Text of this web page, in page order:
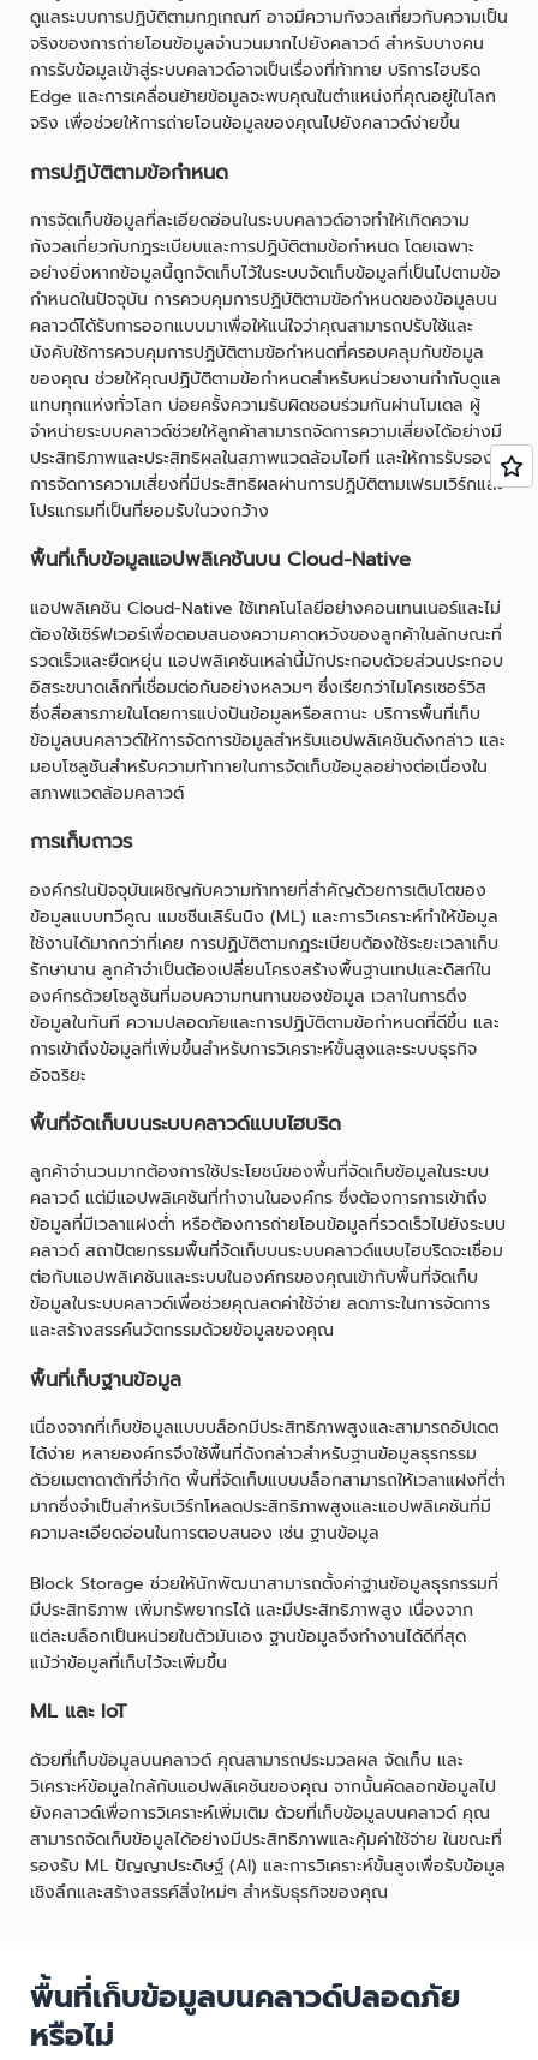
ดูแลระบบการปฏิบัติตามกฎเกณฑ์ อาจมีความกังวลเกี่ยวกับความเป็น
จริงของการถ่ายโอนข้อมูลจำนวนมากไปยังคลาวด์ สำหรับบางคน
การรับข้อมูลเข้าสู่ระบบคลาวด์อาจเป็นเรื่องที่ท้าทาย บริการไฮบริด
Edge และการเคลื่อนย้ายข้อมูลจะพบคุณในตำแหน่งที่คุณอยู่ในโลก
จริง เพื่อช่วยให้การถ่ายโอนข้อมูลของคุณไปยังคลาวด์ง่ายขึ้น
การปฏิบัติตามข้อกำหนด
การจัดเก็บข้อมูลที่ละเอียดอ่อนในระบบคลาวด์อาจทำให้เกิดความ
กังวลเกี่ยวกับกฎระเบียบและการปฏิบัติตามข้อกำหนด โดยเฉพาะ
อย่างยิ่งหากข้อมูลนี้ถูกจัดเก็บไว้ในระบบจัดเก็บข้อมูลที่เป็นไปตามข้อ
กำหนดในปัจจุบัน การควบคุมการปฏิบัติตามข้อกำหนดของข้อมูลบน
คลาวด์ได้รับการออกแบบมาเพื่อให้แน่ใจว่าคุณสามารถปรับใช้และ
บังคับใช้การควบคุมการปฏิบัติตามข้อกำหนดที่ครอบคลุมกับข้อมูล
ของคุณ ช่วยให้คุณปฏิบัติตามข้อกำหนดสำหรับหน่วยงานกำกับดูแล
แทบทุกแห่งทั่วโลก บ่อยครั้งความรับผิดชอบร่วมกันผ่านโมเดล ผู้
จำหน่ายระบบคลาวด์ช่วยให้ลูกค้าสามารถจัดการความเสี่ยงได้อย่างมี
ประสิทธิภาพและประสิทธิผลในสภาพแวดล้อมไอที และให้การรับรอง
การจัดการความเสี่ยงที่มีประสิทธิผลผ่านการปฏิบัติตามเฟรมเวิร์กและ
โปรแกรมที่เป็นที่ยอมรับในวงกว้าง
พื้นที่เก็บข้อมูลแอปพลิเคชันบน Cloud-Native
แอปพลิเคชัน Cloud-Native ใช้เทคโนโลยีอย่างคอนเทนเนอร์และไม่
ต้องใช้เซิร์ฟเวอร์เพื่อตอบสนองความคาดหวังของลูกค้าในลักษณะที่
รวดเร็วและยืดหยุ่น แอปพลิเคชันเหล่านี้มักประกอบด้วยส่วนประกอบ
อิสระขนาดเล็กที่เชื่อมต่อกันอย่างหลวมๆ ซึ่งเรียกว่าไมโครเซอร์วิส
ซึ่งสื่อสารภายในโดยการแบ่งปันข้อมูลหรือสถานะ บริการพื้นที่เก็บ
ข้อมูลบนคลาวด์ให้การจัดการข้อมูลสำหรับแอปพลิเคชันดังกล่าว และ
มอบโซลูชันสำหรับความท้าทายในการจัดเก็บข้อมูลอย่างต่อเนื่องใน
สภาพแวดล้อมคลาวด์
การเก็บถาวร
องค์กรในปัจจุบันเผชิญกับความท้าทายที่สำคัญด้วยการเติบโตของ
ข้อมูลแบบทวีคูณ แมชชีนเลิร์นนิง (ML) และการวิเคราะห์ทำให้ข้อมูล
ใช้งานได้มากกว่าที่เคย การปฏิบัติตามกฎระเบียบต้องใช้ระยะเวลาเก็บ
รักษานาน ลูกค้าจำเป็นต้องเปลี่ยนโครงสร้างพื้นฐานเทปและดิสก์ใน
องค์กรด้วยโซลูชันที่มอบความทนทานของข้อมูล เวลาในการดึง
ข้อมูลในทันที ความปลอดภัยและการปฏิบัติตามข้อกำหนดที่ดีขึ้น และ
การเข้าถึงข้อมูลที่เพิ่มขึ้นสำหรับการวิเคราะห์ขั้นสูงและระบบธุรกิจ
อัจฉริยะ
พื้นที่จัดเก็บบนระบบคลาวด์แบบไฮบริด
ลูกค้าจำนวนมากต้องการใช้ประโยชน์ของพื้นที่จัดเก็บข้อมูลในระบบ
คลาวด์ แต่มีแอปพลิเคชันที่ทำงานในองค์กร ซึ่งต้องการการเข้าถึง
ข้อมูลที่มีเวลาแฝงต่ำ หรือต้องการถ่ายโอนข้อมูลที่รวดเร็วไปยังระบบ
คลาวด์ สถาปัตยกรรมพื้นที่จัดเก็บบนระบบคลาวด์แบบไฮบริดจะเชื่อม
ต่อกับแอปพลิเคชันและระบบในองค์กรของคุณเข้ากับพื้นที่จัดเก็บ
ข้อมูลในระบบคลาวด์เพื่อช่วยคุณลดค่าใช้จ่าย ลดภาระในการจัดการ
และสร้างสรรค์นวัตกรรมด้วยข้อมูลของคุณ
พื้นที่เก็บฐานข้อมูล
เนื่องจากที่เก็บข้อมูลแบบบล็อกมีประสิทธิภาพสูงและสามารถอัปเดต
ได้ง่าย หลายองค์กรจึงใช้พื้นที่ดังกล่าวสำหรับฐานข้อมูลธุรกรรม
ด้วยเมตาดาต้าที่จำกัด พื้นที่จัดเก็บแบบบล็อกสามารถให้เวลาแฝงที่ต่ำ
มากซึ่งจำเป็นสำหรับเวิร์กโหลดประสิทธิภาพสูงและแอปพลิเคชันที่มี
ความละเอียดอ่อนในการตอบสนอง เช่น ฐานข้อมูล
Block Storage ช่วยให้นักพัฒนาสามารถตั้งค่าฐานข้อมูลธุรกรรมที่
มีประสิทธิภาพ เพิ่มทรัพยากรได้ และมีประสิทธิภาพสูง เนื่องจาก
แต่ละบล็อกเป็นหน่วยในตัวมันเอง ฐานข้อมูลจึงทำงานได้ดีที่สุด
แม้ว่าข้อมูลที่เก็บไว้จะเพิ่มขึ้น
ML และ IoT
ด้วยที่เก็บข้อมูลบนคลาวด์ คุณสามารถประมวลผล จัดเก็บ และ
วิเคราะห์ข้อมูลใกล้กับแอปพลิเคชันของคุณ จากนั้นคัดลอกข้อมูลไป
ยังคลาวด์เพื่อการวิเคราะห์เพิ่มเติม ด้วยที่เก็บข้อมูลบนคลาวด์ คุณ
สามารถจัดเก็บข้อมูลได้อย่างมีประสิทธิภาพและคุ้มค่าใช้จ่าย ในขณะที่
รองรับ ML ปัญญาประดิษฐ์ (AI) และการวิเคราะห์ขั้นสูงเพื่อรับข้อมูล
เชิงลึกและสร้างสรรค์สิ่งใหม่ๆ สำหรับธุรกิจของคุณ
พื้นที่เก็บข้อมูลบนคลาวด์ปลอดภัย
หรือไม่